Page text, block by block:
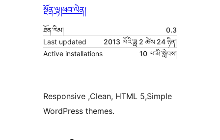
སྔོན་ལྟ།ཕབ་ལེན།
ཐོན་རིམ།
0.3
Last updated
2013 ལོའི་ཟླ 2 ཚེས 24 ཉིན།
Active installations
10 ལ་མི་སླེབས།
Responsive ,Clean, HTML 5,Simple
WordPress themes.